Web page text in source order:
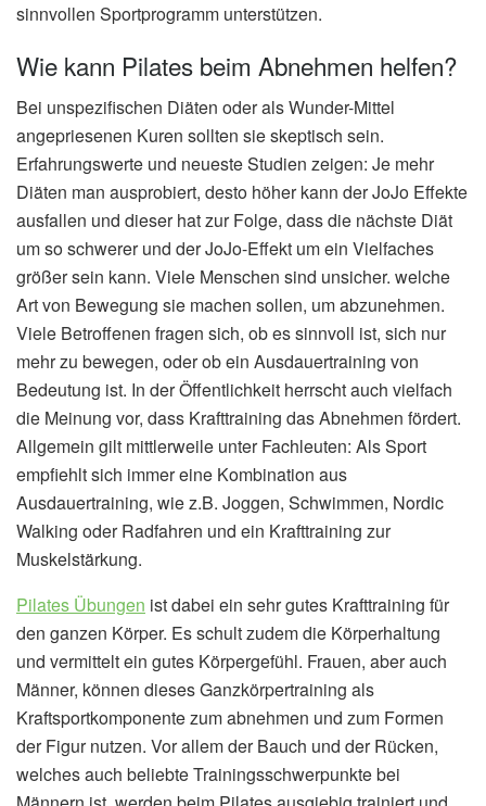
sinnvollen Sportprogramm unterstützen.
Wie kann Pilates beim Abnehmen helfen?
Bei unspezifischen Diäten oder als Wunder-Mittel
angepriesenen Kuren sollten sie skeptisch sein.
Erfahrungswerte und neueste Studien zeigen: Je mehr
Diäten man ausprobiert, desto höher kann der JoJo Effekte
ausfallen und dieser hat zur Folge, dass die nächste Diät
um so schwerer und der JoJo-Effekt um ein Vielfaches
größer sein kann. Viele Menschen sind unsicher. welche
Art von Bewegung sie machen sollen, um abzunehmen.
Viele Betroffenen fragen sich, ob es sinnvoll ist, sich nur
mehr zu bewegen, oder ob ein Ausdauertraining von
Bedeutung ist. In der Öffentlichkeit herrscht auch vielfach
die Meinung vor, dass Krafttraining das Abnehmen fördert.
Allgemein gilt mittlerweile unter Fachleuten: Als Sport
empfiehlt sich immer eine Kombination aus
Ausdauertraining, wie z.B. Joggen, Schwimmen, Nordic
Walking oder Radfahren und ein Krafttraining zur
Muskelstärkung.
Pilates Übungen ist dabei ein sehr gutes Krafttraining für
den ganzen Körper. Es schult zudem die Körperhaltung
und vermittelt ein gutes Körpergefühl. Frauen, aber auch
Männer, können dieses Ganzkörpertraining als
Kraftsportkomponente zum abnehmen und zum Formen
der Figur nutzen. Vor allem der Bauch und der Rücken,
welches auch beliebte Trainingsschwerpunkte bei